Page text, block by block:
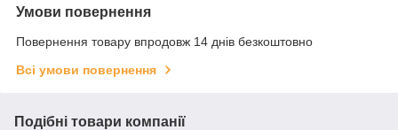
Умови повернення
Повернення товару впродовж 14 днів безкоштовно
Всі умови повернення
Подібні товари компанії